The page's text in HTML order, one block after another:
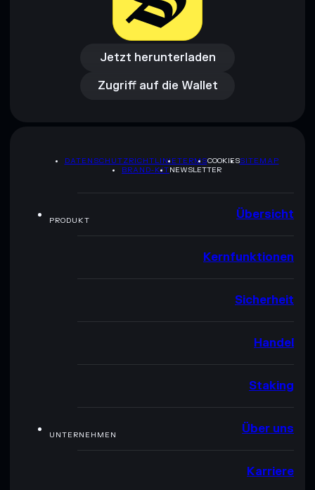
Jetzt herunterladen
Jetzt herunterladen
Zugriff auf die Wallet
Zugriff auf die Wallet
DATENSCHUTZRICHTLINIETERMSCOOKIESSITEMAP
BRAND-KITNEWSLETTER
PRODUKT Übersicht
Kernfunktionen
Sicherheit
Handel
Staking
UNTERNEHMEN Über uns
Karriere